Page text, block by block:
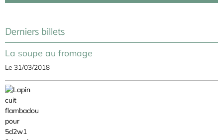
Derniers billets
La soupe au fromage
Le 31/03/2018